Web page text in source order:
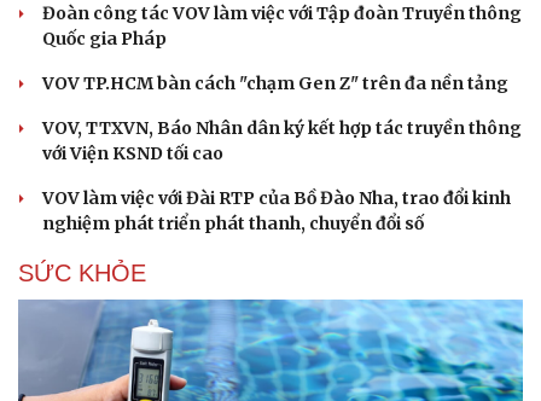
Đoàn công tác VOV làm việc với Tập đoàn Truyền thông
Quốc gia Pháp
VOV TP.HCM bàn cách "chạm Gen Z" trên đa nền tảng
VOV, TTXVN, Báo Nhân dân ký kết hợp tác truyền thông
với Viện KSND tối cao
VOV làm việc với Đài RTP của Bồ Đào Nha, trao đổi kinh
nghiệm phát triển phát thanh, chuyển đổi số
SỨC KHỎE